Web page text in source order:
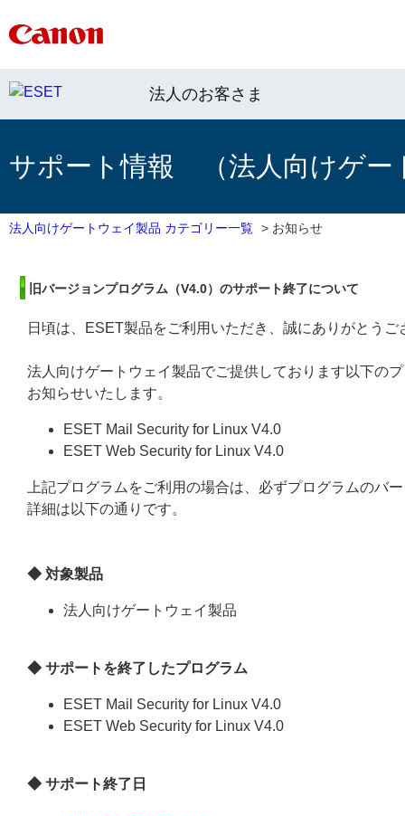
法人のお客さま
サポート情報 （法人向けゲー
法人向けゲートウェイ製品 カテゴリー一覧 > お知らせ
旧バージョンプログラム（V4.0）のサポート終了について
日頃は、ESET製品をご利用いただき、誠にありがとうご
法人向けゲートウェイ製品でご提供しております以下の
お知らせいたします。
ESET Mail Security for Linux V4.0
ESET Web Security for Linux V4.0
上記プログラムをご利用の場合は、必ずプログラムのバ
詳細は以下の通りです。
◆ 対象製品
法人向けゲートウェイ製品
◆ サポートを終了したプログラム
ESET Mail Security for Linux V4.0
ESET Web Security for Linux V4.0
◆ サポート終了日